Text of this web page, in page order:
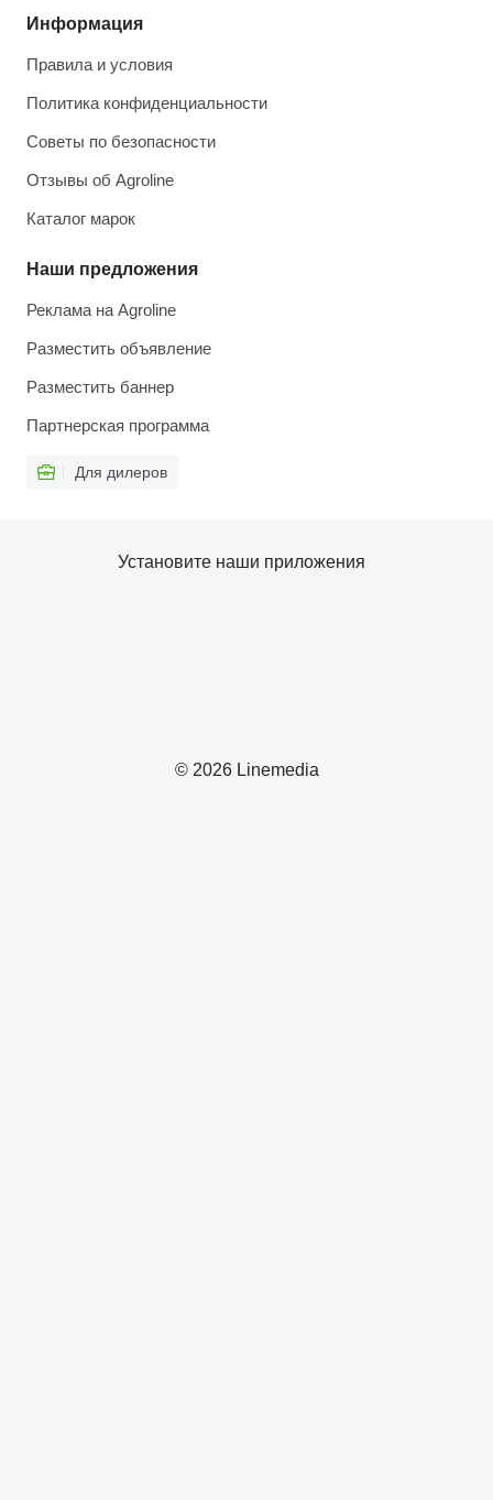
Информация
Правила и условия
Политика конфиденциальности
Советы по безопасности
Отзывы об Agroline
Каталог марок
Наши предложения
Реклама на Agroline
Разместить объявление
Разместить баннер
Партнерская программа
Для дилеров
© 2026 Linemedia
Установите наши приложения